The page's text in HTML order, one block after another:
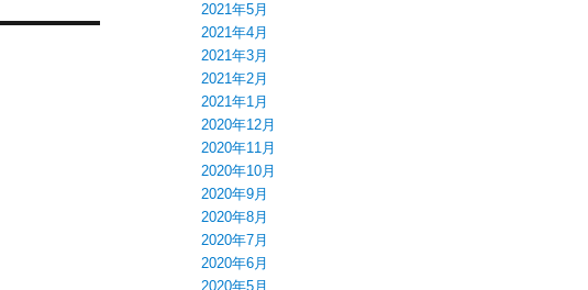
2021年5月
2021年4月
2021年3月
2021年2月
2021年1月
2020年12月
2020年11月
2020年10月
2020年9月
2020年8月
2020年7月
2020年6月
2020年5月